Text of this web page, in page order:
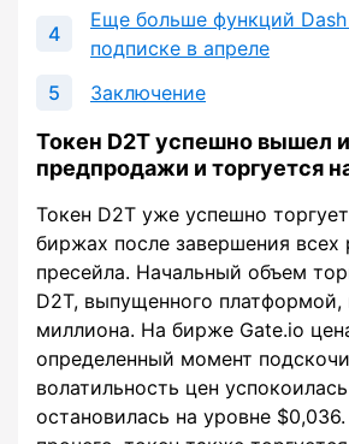
Еще больше функций
подписке в апреле
Заключение
Токен D2T успешно вышел
предпродажи и торгуется
Токен D2T уже успешно
биржах после завершения всех
пресейла. Начальный объем
D2T, выпущенного
миллиона. На бирже Gate.io
определенный момент
волатильность цен
остановилась на уровне